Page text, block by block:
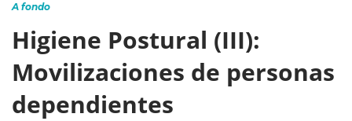
A fondo
Higiene Postural (III):
Movilizaciones de personas
dependientes